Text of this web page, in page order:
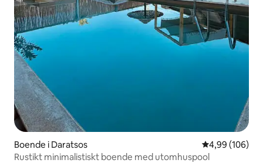
Boende i Daratsos 4,99 av 5 i
4,99 (106)
Rustikt minimalistiskt boende med utomhuspool